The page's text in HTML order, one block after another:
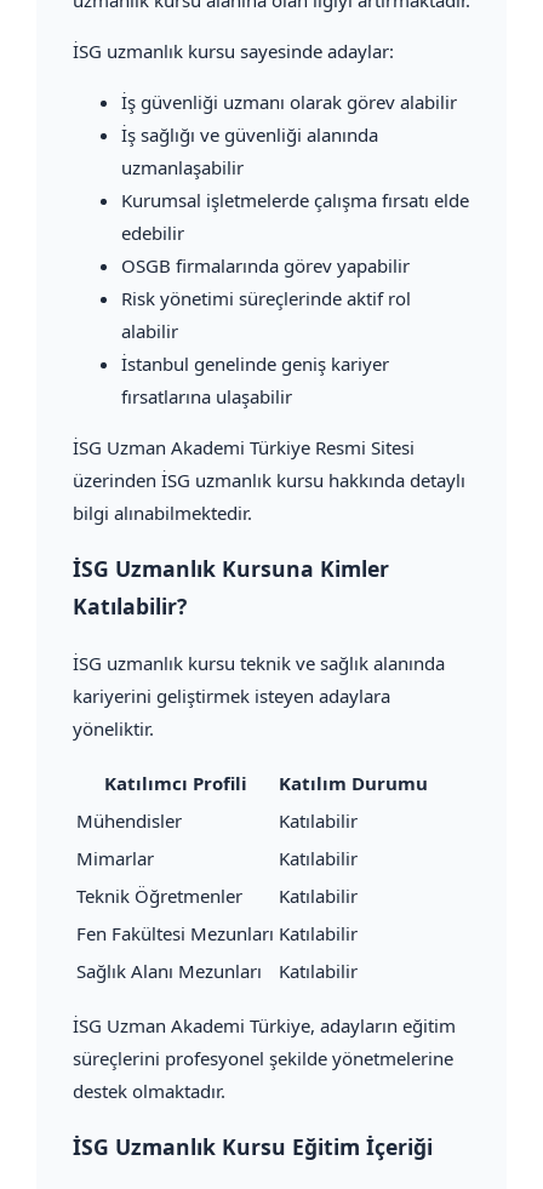
İSG uzmanlık kursu sayesinde adaylar:
İş güvenliği uzmanı olarak görev alabilir
İş sağlığı ve güvenliği alanında
uzmanlaşabilir
Kurumsal işletmelerde çalışma fırsatı elde
edebilir
OSGB firmalarında görev yapabilir
Risk yönetimi süreçlerinde aktif rol
alabilir
İstanbul genelinde geniş kariyer
fırsatlarına ulaşabilir
İSG Uzman Akademi Türkiye Resmi Sitesi
üzerinden İSG uzmanlık kursu hakkında detaylı
bilgi alınabilmektedir.
İSG Uzmanlık Kursuna Kimler
Katılabilir?
İSG uzmanlık kursu teknik ve sağlık alanında
kariyerini geliştirmek isteyen adaylara
yöneliktir.
Katılımcı Profili
Katılım Durumu
Mühendisler
Katılabilir
Mimarlar
Katılabilir
Teknik Öğretmenler
Katılabilir
Fen Fakültesi Mezunları Katılabilir
Sağlık Alanı Mezunları
Katılabilir
İSG Uzman Akademi Türkiye, adayların eğitim
süreçlerini profesyonel şekilde yönetmelerine
destek olmaktadır.
İSG Uzmanlık Kursu Eğitim İçeriği